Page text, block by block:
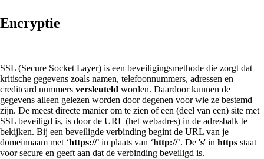
Encryptie
SSL (Secure Socket Layer) is een beveiligingsmethode die zorgt dat
kritische gegevens zoals namen, telefoonnummers, adressen en
creditcard nummers versleuteld worden. Daardoor kunnen de
gegevens alleen gelezen worden door degenen voor wie ze bestemd
zijn. De meest directe manier om te zien of een (deel van een) site met
SSL beveiligd is, is door de URL (het webadres) in de adresbalk te
bekijken. Bij een beveiligde verbinding begint de URL van je
domeinnaam met ‘https://’ in plaats van ‘http://’. De 's' in https staat
voor secure en geeft aan dat de verbinding beveiligd is.